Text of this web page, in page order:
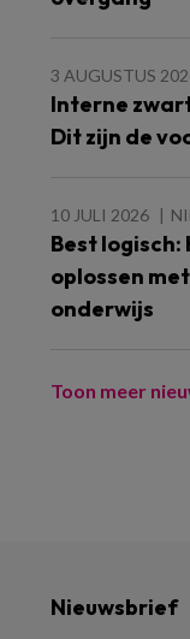
3 AUGUSTUS
Interne
Dit zijn de
10 JULI 2026
Best
oplossen
onderwijs
Toon meer
Nieuwsbrief